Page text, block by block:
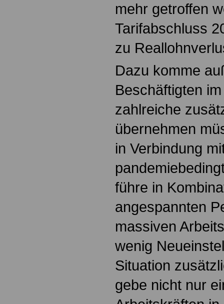
mehr getroffen
Tarifabschluss
zu
Dazu komme
Beschäftigten
zahlreiche
übernehmen
in Verbindung
führe in
angespannten
massiven
wenig
Situation
gebe nicht nur